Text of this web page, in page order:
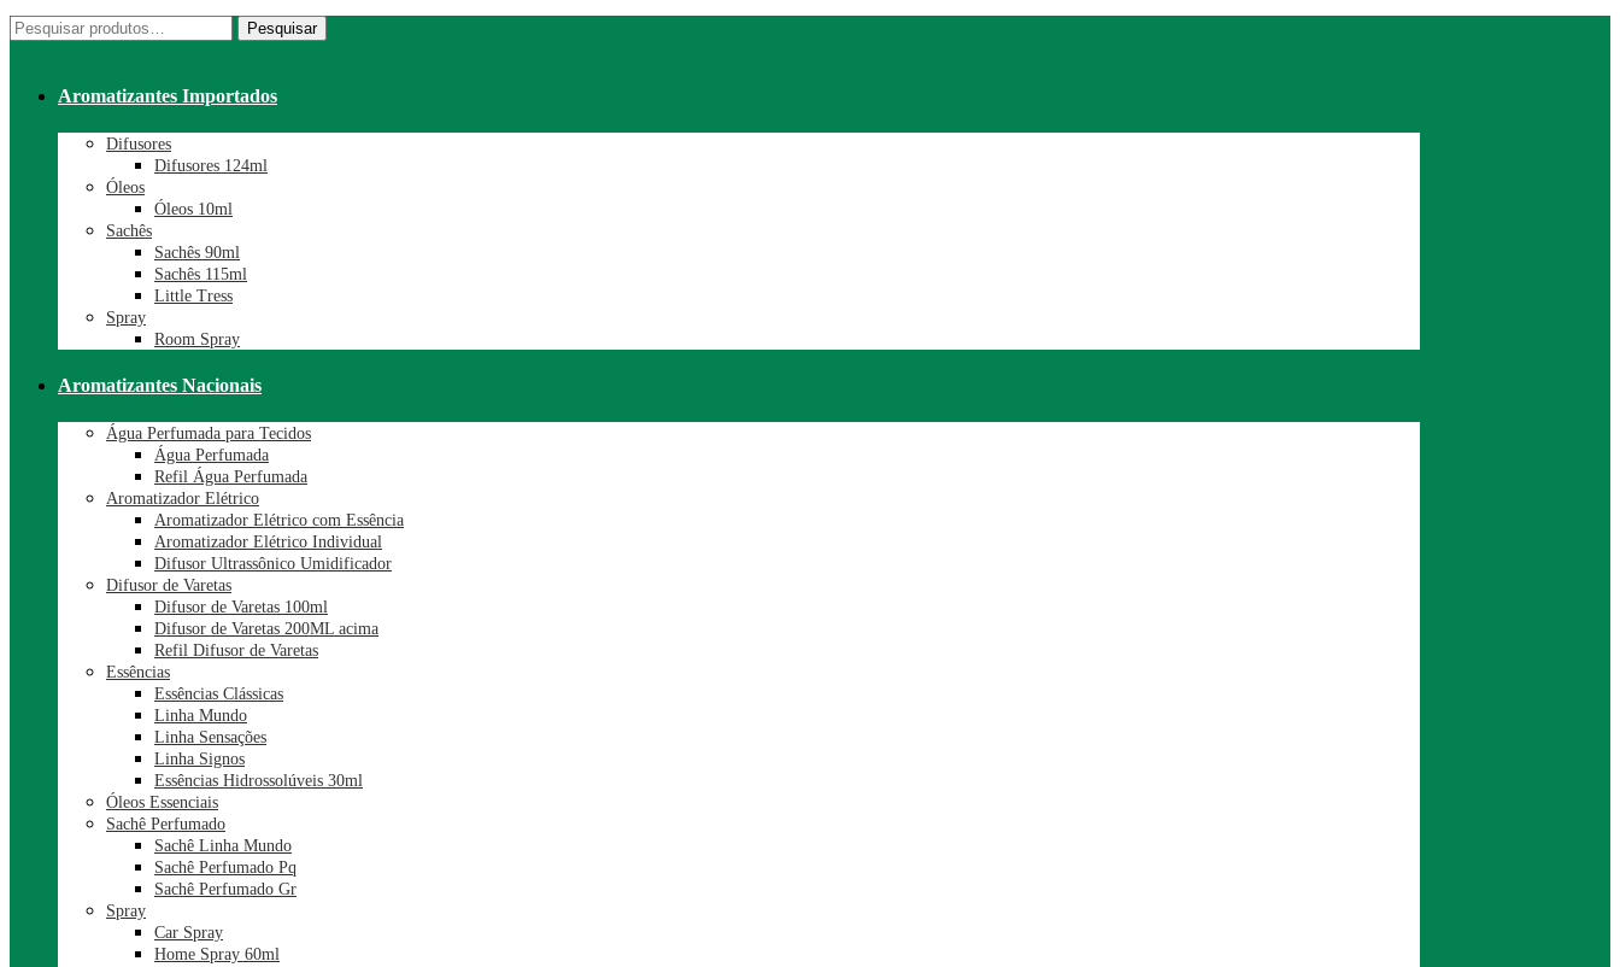
Pesquisar
por:
Pesquisar
Aromatizantes Importados
Difusores
Difusores 124ml
Óleos
Óleos 10ml
Sachês
Sachês 90ml
Sachês 115ml
Little Tress
Spray
Room Spray
Aromatizantes Nacionais
Água Perfumada para Tecidos
Água Perfumada
Refil Água Perfumada
Aromatizador Elétrico
Aromatizador Elétrico com Essência
Aromatizador Elétrico Individual
Difusor Ultrassônico Umidificador
Difusor de Varetas
Difusor de Varetas 100ml
Difusor de Varetas 200ML acima
Refil Difusor de Varetas
Essências
Essências Clássicas
Linha Mundo
Linha Sensações
Linha Signos
Essências Hidrossolúveis 30ml
Óleos Essenciais
Sachê Perfumado
Sachê Linha Mundo
Sachê Perfumado Pq
Sachê Perfumado Gr
Spray
Car Spray
Home Spray 60ml